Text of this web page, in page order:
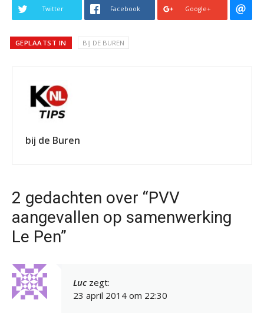
Twitter Facebook Google+
GEPLAATST IN BIJ DE BUREN
bij de Buren
2 gedachten over “PVV
aangevallen op samenwerking
Le Pen”
Luc zegt:
23 april 2014 om 22:30